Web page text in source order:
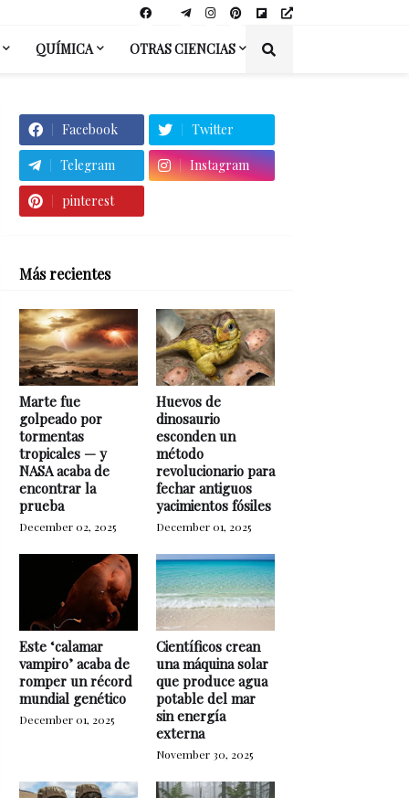
QUÍMICA OTRAS CIENCIAS
Facebook Twitter
Telegram Instagram
pinterest
Más recientes
Marte fue
golpeado por
tormentas
tropicales — y
NASA acaba de
encontrar la
prueba
December 02, 2025
Huevos de
dinosaurio
esconden un
método
revolucionario para
fechar antiguos
yacimientos fósiles
December 01, 2025
Este ‘calamar
vampiro’ acaba de
romper un récord
mundial genético
December 01, 2025
Científicos crean
una máquina solar
que produce agua
potable del mar
sin energía
externa
November 30, 2025